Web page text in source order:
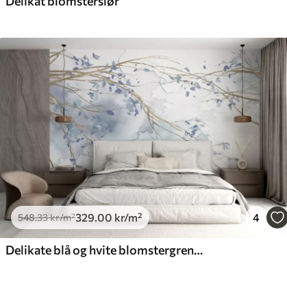
548.33kr/m²329 .00 kr/m² 4
Delikate blå og hvite blomstergrener med myk, uskarp akvarellbakgrunn